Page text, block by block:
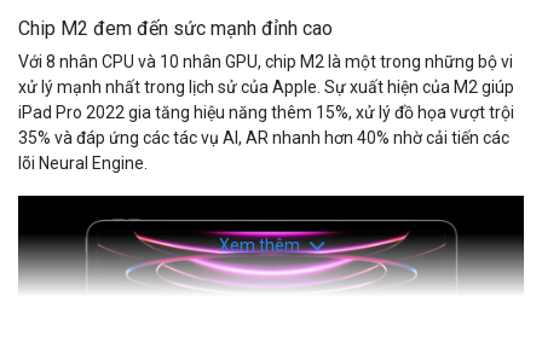
Chip M2 đem đến sức mạnh đỉnh cao
Với 8 nhân CPU và 10 nhân GPU, chip M2 là một trong những bộ vi
xử lý mạnh nhất trong lịch sử của Apple. Sự xuất hiện của M2 giúp
iPad Pro 2022 gia tăng hiệu năng thêm 15%, xử lý đồ họa vượt trội
35% và đáp ứng các tác vụ AI, AR nhanh hơn 40% nhờ cải tiến các
lõi Neural Engine.
Xem thêm